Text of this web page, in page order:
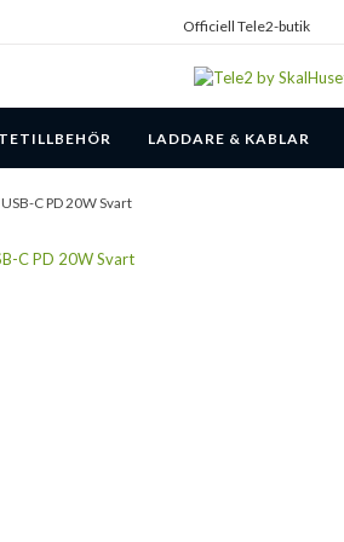
Officiell Tele2-butik
LADDARE & KABLAR
C PD 20W Svart